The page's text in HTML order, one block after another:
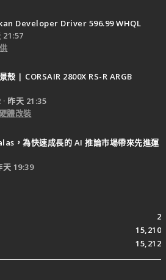
Developer Driver 596.99 WHQL
21:57
殼 | CORSAIR 2800X RS-R ARGB
昨天 21:35
體改裝
，為快速成長的 AI 推論市場帶來先進運
天 19:39
2
15,210
15,212